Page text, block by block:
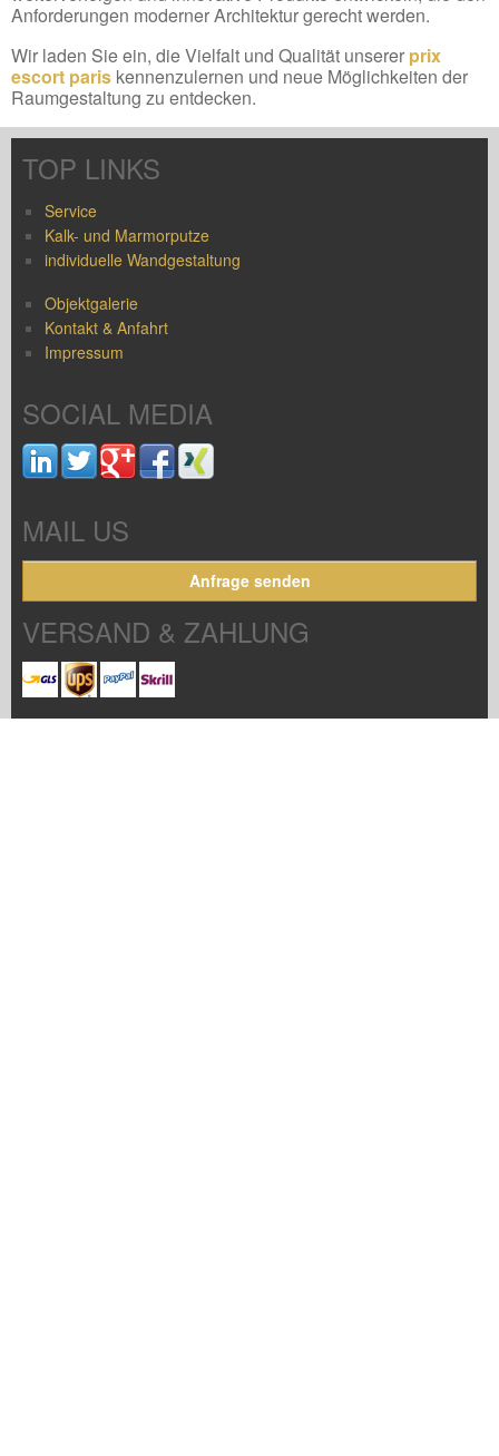
Anforderungen moderner Architektur gerecht werden.
Wir laden Sie ein, die Vielfalt und Qualität unserer prix
escort paris kennenzulernen und neue Möglichkeiten der
Raumgestaltung zu entdecken.
TOP LINKS
Service
Kalk- und Marmorputze
individuelle Wandgestaltung
Objektgalerie
Kontakt & Anfahrt
Impressum
SOCIAL MEDIA
MAIL US
Anfrage senden
VERSAND & ZAHLUNG